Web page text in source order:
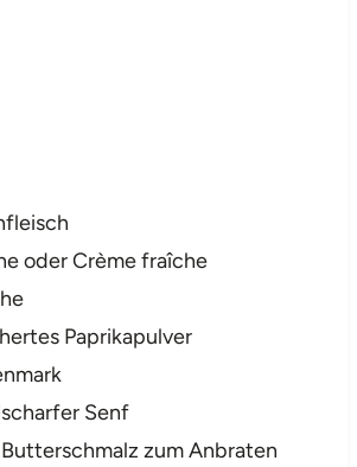
oder Crème fraîche
Paprikapulver
Senf
zum Anbraten